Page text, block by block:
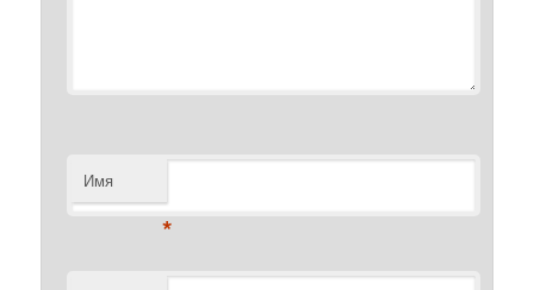
Имя
*